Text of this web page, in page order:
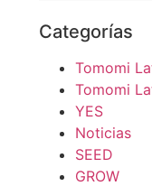
Categorías
Tomomi
Tomomi
YES
Noticias
SEED
GROW